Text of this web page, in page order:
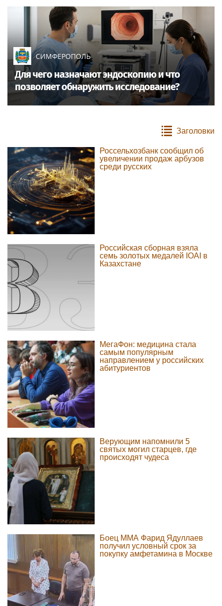
СИМФЕРОПОЛЬ
Для чего назначают эндоскопию и что
позволяет обнаружить исследование?
Заголовки
Россельхозбанк сообщил об
увеличении продаж арбузов
среди русских
Российская сборная взяла
семь золотых медалей IOAI в
Казахстане
МегаФон: медицина стала
самым популярным
направлением у российских
абитуриентов
Верующим напомнили 5
святых могил старцев, где
происходят чудеса
Боец ММА Фарид Ядуллаев
получил условный срок за
покупку амфетамина в Москве